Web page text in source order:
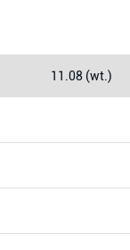
11.08 (wt.)